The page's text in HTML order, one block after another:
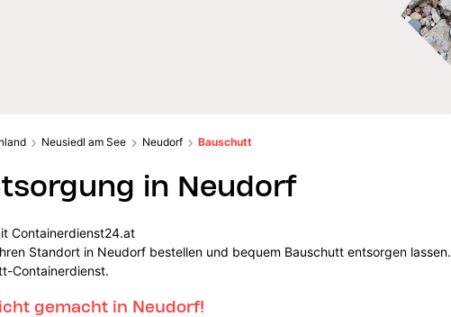
Neusiedl am See Neudorf Bauschutt
in Neudorf
Containerdienst24.at
Standort in Neudorf bestellen und bequem Bauschutt entsorgen lassen.
Containerdienst.
gemacht in Neudorf!